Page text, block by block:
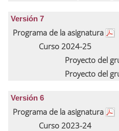
Versión 7
Programa de la asignatura
Curso 2024-25
Proyecto del
Proyecto del
Versión 6
Programa de la asignatura
Curso 2023-24